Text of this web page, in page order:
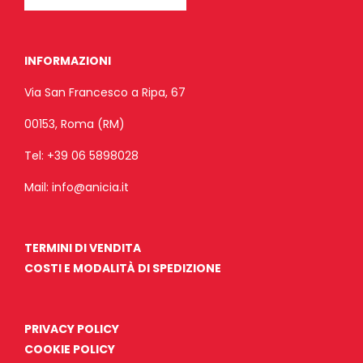
INFORMAZIONI
Via San Francesco a Ripa, 67
00153, Roma (RM)
Tel: +39 06 5898028
Mail: info@anicia.it
TERMINI DI VENDITA
COSTI E MODALITÀ DI SPEDIZIONE
PRIVACY POLICY
COOKIE POLICY